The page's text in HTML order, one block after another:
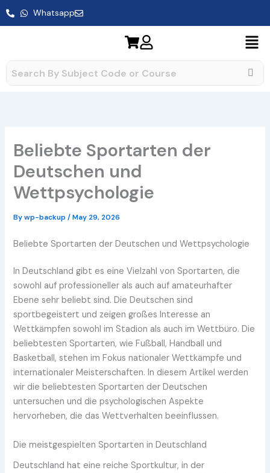
Skip
Whatsapp
Beliebte Sportarten der
Deutschen und
Wettpsychologie
Bywp-backup/May 29, 2026
Beliebte Sportarten der Deutschen und Wettpsychologie
In Deutschland gibt es eine Vielzahl von Sportarten, die
sowohl auf professioneller als auch auf amateurhafter
Ebene sehr beliebt sind. Die Deutschen sind
sportbegeistert und zeigen großes Interesse an
Wettkämpfen sowohl im Stadion als auch im Wettbüro. Die
beliebtesten Sportarten, wie Fußball, Handball und
Basketball, stehen im Fokus nationaler Wettkämpfe und
internationaler Meisterschaften. In diesem Artikel werden
wir die beliebtesten Sportarten der Deutschen
untersuchen und die psychologischen Aspekte
hervorheben, die das Wettverhalten beeinflussen.
Die meistgespielten Sportarten in Deutschland
Deutschland hat eine reiche Sportkultur, in der